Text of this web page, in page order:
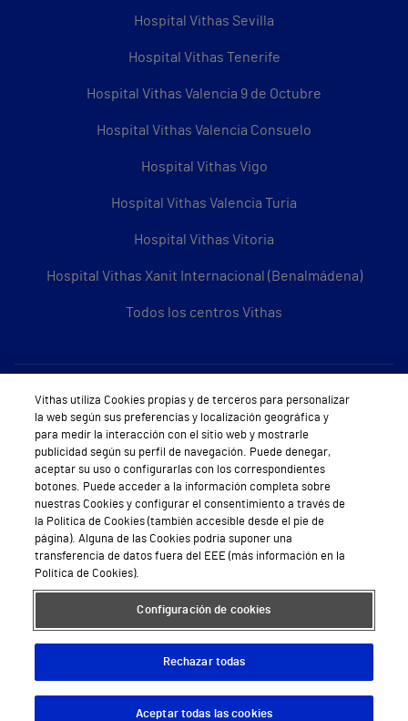
Hospital Vithas Sevilla
Hospital Vithas Tenerife
Hospital Vithas Valencia 9 de Octubre
Hospital Vithas Valencia Consuelo
Hospital Vithas Vigo
Hospital Vithas Valencia Turia
Hospital Vithas Vitoria
Hospital Vithas Xanit Internacional (Benalmádena)
Todos los centros Vithas
Sobre Vithas
Quiénes somos
Trabajar en Vithas
Teléfono Cita Médica
Teléfono Atención al Cliente
Política de seguridad y salud en el trabajo
Conoce a Supervita
Aviso Legal Política de cookies Política de privacidad Mapa web Protección de datos
Vithas utiliza Cookies propias y de terceros para personalizar
la web según sus preferencias y localización geográfica y
para medir la interacción con el sitio web y mostrarle
publicidad según su perfil de navegación. Puede denegar,
aceptar su uso o configurarlas con los correspondientes
botones. Puede acceder a la información completa sobre
nuestras Cookies y configurar el consentimiento a través de
la Política de Cookies (también accesible desde el pie de
página). Alguna de las Cookies podría suponer una
transferencia de datos fuera del EEE (más información en la
Política de Cookies).
Configuración de cookies
Rechazar todas
Aceptar todas las cookies